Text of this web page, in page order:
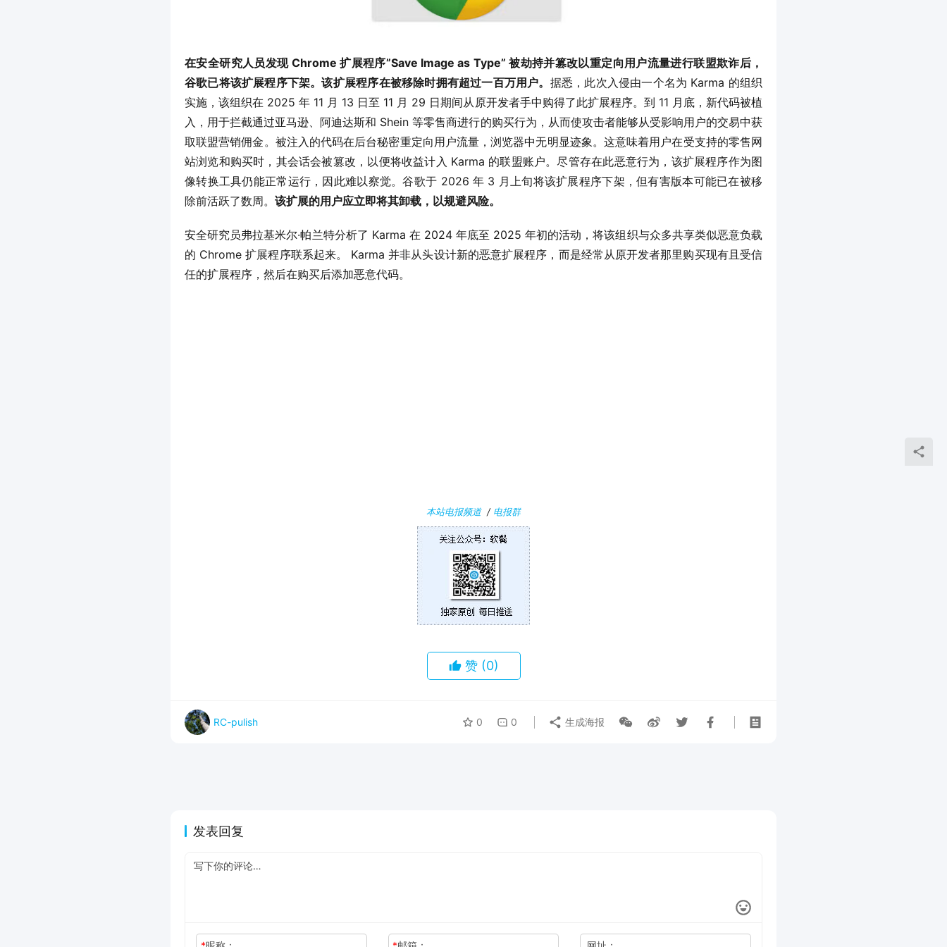
在安全研究人员发现 Chrome 扩展程序”Save Image as Type” 被劫持并篡改以重定向用户流量进行联盟欺诈后，
谷歌已将该扩展程序下架。该扩展程序在被移除时拥有超过一百万用户。 据悉，此次入侵由一个名为 Karma 的组织
实施，该组织在 2025 年 11 月 13 日至 11 月 29 日期间从原开发者手中购得了此扩展程序。到 11 月底，新代码被植
入，用于拦截通过亚马逊、阿迪达斯和 Shein 等零售商进行的购买行为，从而使攻击者能够从受影响用户的交易中获
取联盟营销佣金。被注入的代码在后台秘密重定向用户流量，浏览器中无明显迹象。这意味着用户在受支持的零售网
站浏览和购买时，其会话会被篡改，以便将收益计入 Karma 的联盟账户。尽管存在此恶意行为，该扩展程序作为图
像转换工具仍能正常运行，因此难以察觉。谷歌于 2026 年 3 月上旬将该扩展程序下架，但有害版本可能已在被移
除前活跃了数周。 该扩展的用户应立即将其卸载，以规避风险。
安全研究员弗拉基米尔·帕兰特分析了 Karma 在 2024 年底至 2025 年初的活动，将该组织与众多共享类似恶意负载
的 Chrome 扩展程序联系起来。 Karma 并非从头设计新的恶意扩展程序，而是经常从原开发者那里购买现有且受信
任的扩展程序，然后在购买后添加恶意代码。
本站电报频道/ 电报群
赞 (0)
RC-pulish 0 0 生成海报
发表回复